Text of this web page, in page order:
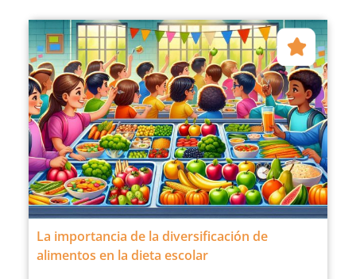
La importancia de la diversificación de
alimentos en la dieta escolar